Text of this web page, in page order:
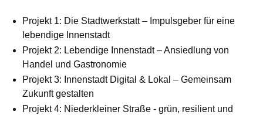
Projekt 1: Die Stadtwerkstatt – Impulsgeber für eine
lebendige Innenstadt
Projekt 2: Lebendige Innenstadt – Ansiedlung von
Handel und Gastronomie
Projekt 3: Innenstadt Digital & Lokal – Gemeinsam
Zukunft gestalten
Projekt 4: Niederkleiner Straße - grün, resilient und